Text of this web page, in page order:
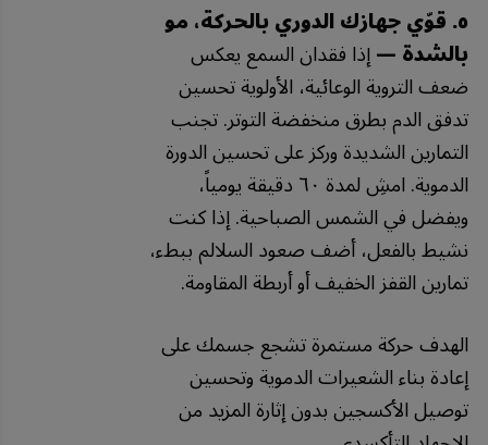
٥. قوّي جهازك الدوري بالحركة، مو
بالشدة —إذا فقدان السمع يعكس
ضعف التروية الوعائية، الأولوية تحسين
تدفق الدم بطرق منخفضة التوتر. تجنب
التمارين الشديدة وركز على تحسين الدورة
الدموية. امشِ لمدة ٦٠ دقيقة يومياً،
ويفضل في الشمس الصباحية. إذا كنت
نشيط بالفعل، أضف صعود السلالم ببطء،
تمارين القفز الخفيف أو أربطة المقاومة.
الهدف حركة مستمرة تشجع جسمك على
إعادة بناء الشعيرات الدموية وتحسين
توصيل الأكسجين بدون إثارة المزيد من